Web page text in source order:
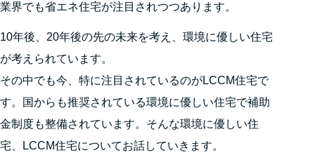
業界でも省エネ住宅が注目されつつあります。
10年後、20年後の先の未来を考え、環境に優しい住宅
が考えられています。
その中でも今、特に注目されているのがLCCM住宅で
す。国からも推奨されている環境に優しい住宅で補助
金制度も整備されています。そんな環境に優しい住
宅、LCCM住宅についてお話していきます。